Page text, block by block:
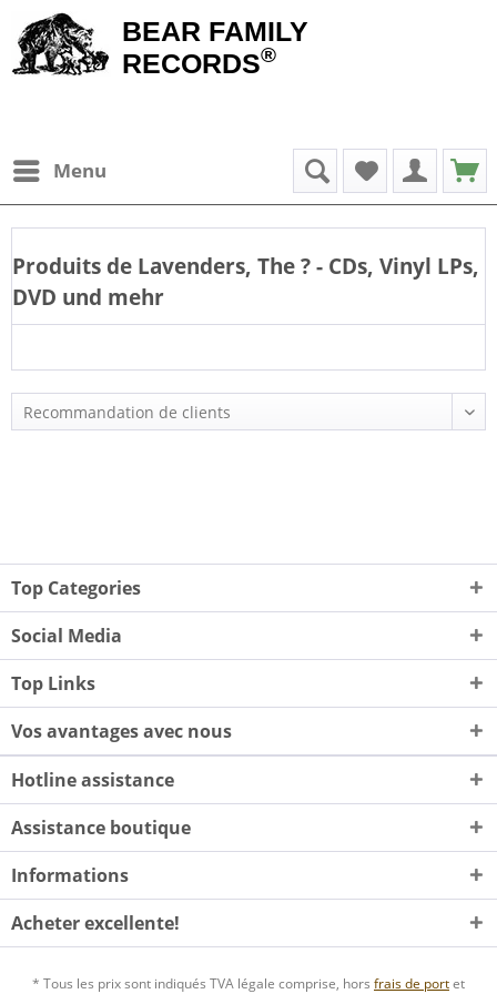
BEAR FAMILY
RECORDS®
Menu
Produits de Lavenders, The? - CDs, Vinyl LPs,
DVD und mehr
Top Categories
Social Media
Top Links
Vos avantages avec nous
Hotline assistance
Assistance boutique
Informations
Acheter excellente!
* Tous les prix sont indiqués TVA légale comprise, hors frais de portet